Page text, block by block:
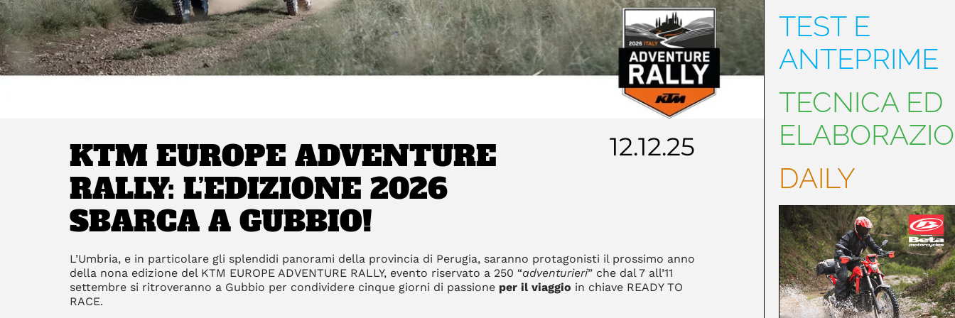
KTM EUROPE ADVENTURE
RALLY: L’EDIZIONE 2026
SBARCA A GUBBIO!
12.12.25
L’Umbria, e in particolare gli splendidi panorami della provincia di Perugia, saranno protagonisti il prossimo anno
della nona edizione del KTM EUROPE ADVENTURE RALLY, evento riservato a 250 “adventurieri” che dal 7 all’11
settembre si ritroveranno a Gubbio per condividere cinque giorni di passione per il viaggio in chiave READY TO
RACE.
TEST E
ANTEPRIME
TECNICA ED
DAILY